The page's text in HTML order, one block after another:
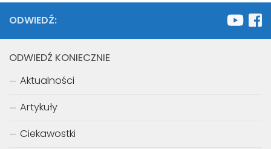
ODWIEDŹ:
ODWIEDŹ KONIECZNIE
Aktualności
Artykuły
Ciekawostki